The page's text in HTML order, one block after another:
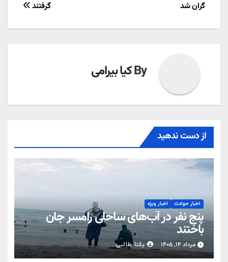
نوشته
گرفتند
گران شد
Byکیا بیرامی
از دست ندهید
اخبار حوادث اخبار ویژه
پنج نفر در آب‌های ساحلی رامسر جان
باختند
مرداد ۱۴, ۱۴۰۵ یکتا طالبی